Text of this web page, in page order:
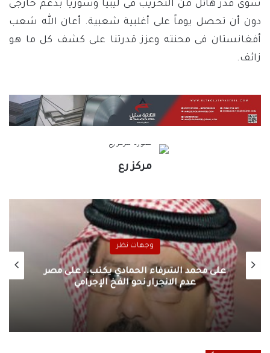
سوى قدر هائل من التخريب فى ليبيا وسوريا بدعم خارجى
دون أن تحصل يوماً على أغلبية شعبية. أعان الله شعب
أفغانستان فى محنته وعزز قدرتنا على كشف كل ما هو
زائف.
مركز رع
وجهات نظر
على محمد الشرفاء الحمادي يكتب.. على مصر
عدم الانجرار نحو الفخ الإجرامي